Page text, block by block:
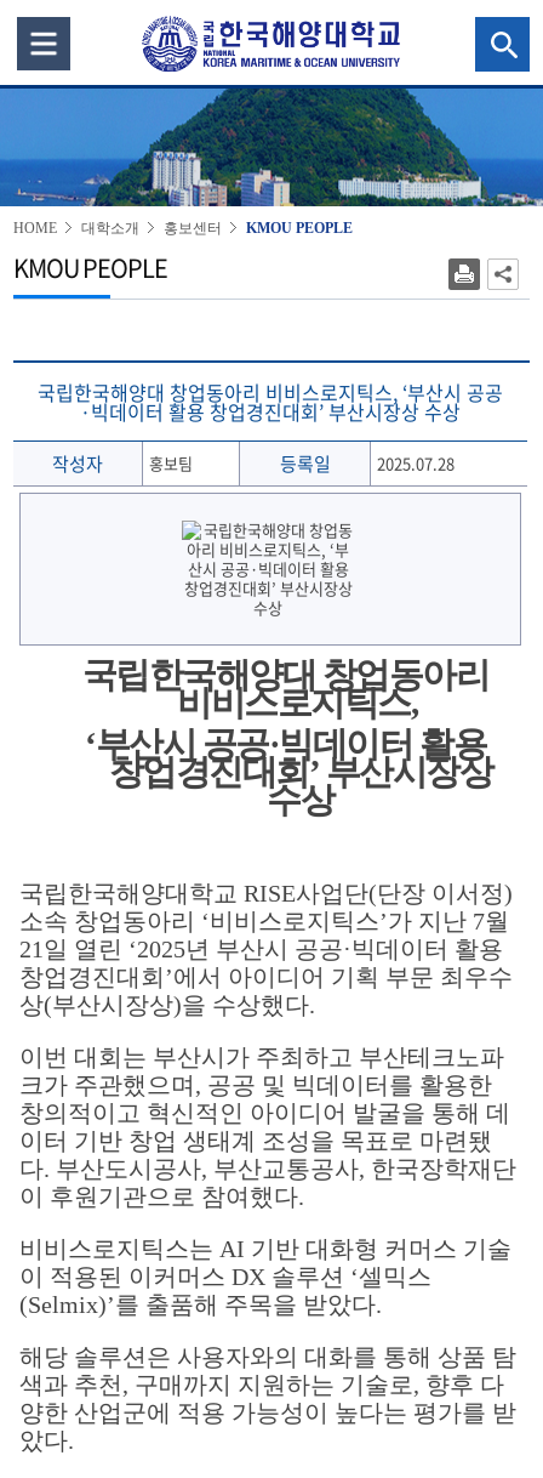
HOME 대학소개 홍보센터 KMOU PEOPLE
KMOU PEOPLE
국립한국해양대 창업동아리 비비스로지틱스, ‘부산시 공공
·빅데이터 활용 창업경진대회’ 부산시장상 수상
작성자 홍보팀 등록일 2025.07.28
국립한국해양대 창업동아리
비비스로지틱스,
‘부산시 공공·빅데이터 활용
창업경진대회’ 부산시장상
수상
국립한국해양대학교 RISE사업단(단장 이서정)
소속 창업동아리 ‘비비스로지틱스’가 지난 7월
21일 열린 ‘2025년 부산시 공공·빅데이터 활용
창업경진대회’에서 아이디어 기획 부문 최우수
상(부산시장상)을 수상했다.
이번 대회는 부산시가 주최하고 부산테크노파
크가 주관했으며, 공공 및 빅데이터를 활용한
창의적이고 혁신적인 아이디어 발굴을 통해 데
이터 기반 창업 생태계 조성을 목표로 마련됐
다. 부산도시공사, 부산교통공사, 한국장학재단
이 후원기관으로 참여했다.
비비스로지틱스는 AI 기반 대화형 커머스 기술
이 적용된 이커머스 DX 솔루션 ‘셀믹스
(Selmix)’를 출품해 주목을 받았다.
해당 솔루션은 사용자와의 대화를 통해 상품 탐
색과 추천, 구매까지 지원하는 기술로, 향후 다
양한 산업군에 적용 가능성이 높다는 평가를 받
았다.